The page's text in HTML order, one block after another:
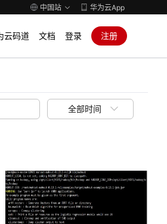
中国站 华为云App
云码道 文档 登录 注册
全部时间